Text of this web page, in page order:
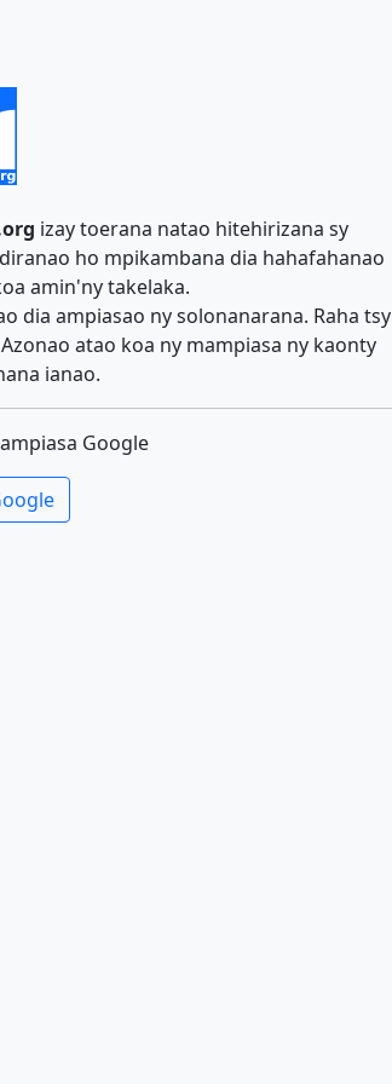
izay toerana natao hitehirizana sy
ho mpikambana dia hahafahanao
amin'ny takelaka.
dia ampiasao ny solonanarana. Raha tsy
atao koa ny mampiasa ny kaonty
ianao.
Google